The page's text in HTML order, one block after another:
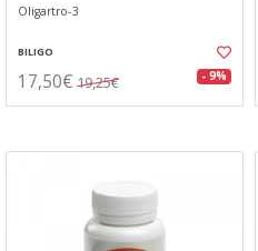
Oligartro-3
BILIGO
17,50€ 19,25€ - 9%